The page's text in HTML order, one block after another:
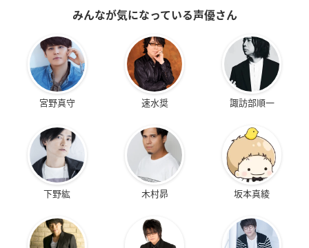
みんなが気になっている声優さん
宮野真守 速水奨 諏訪部順一
下野紘 木村昴 坂本真綾